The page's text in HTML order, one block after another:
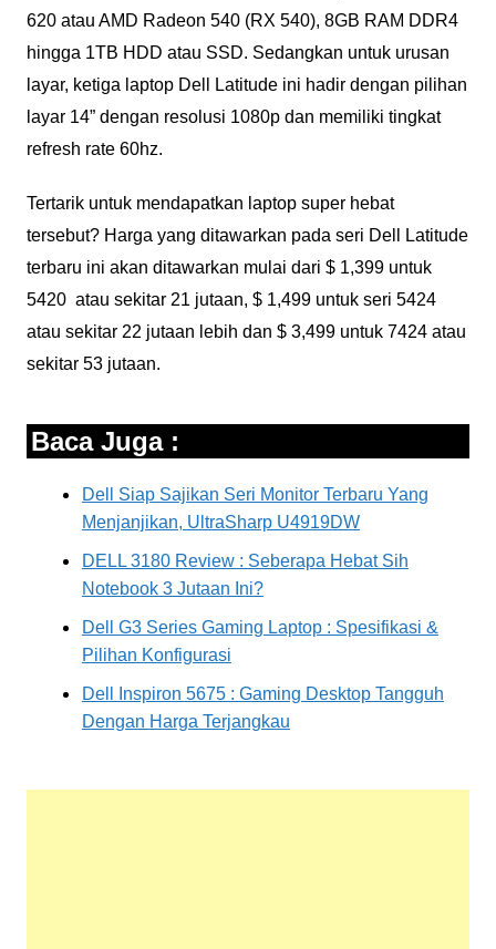
620 atau AMD Radeon 540 (RX 540), 8GB RAM DDR4
hingga 1TB HDD atau SSD. Sedangkan untuk urusan
layar, ketiga laptop Dell Latitude ini hadir dengan pilihan
layar 14” dengan resolusi 1080p dan memiliki tingkat
refresh rate 60hz.
Tertarik untuk mendapatkan laptop super hebat
tersebut? Harga yang ditawarkan pada seri Dell Latitude
terbaru ini akan ditawarkan mulai dari $ 1,399 untuk
5420 atau sekitar 21 jutaan, $ 1,499 untuk seri 5424
atau sekitar 22 jutaan lebih dan $ 3,499 untuk 7424 atau
sekitar 53 jutaan.
Baca Juga :
Dell Siap Sajikan Seri Monitor Terbaru Yang
Menjanjikan, UltraSharp U4919DW
DELL 3180 Review : Seberapa Hebat Sih
Notebook 3 Jutaan Ini?
Dell G3 Series Gaming Laptop : Spesifikasi &
Pilihan Konfigurasi
Dell Inspiron 5675 : Gaming Desktop Tangguh
Dengan Harga Terjangkau